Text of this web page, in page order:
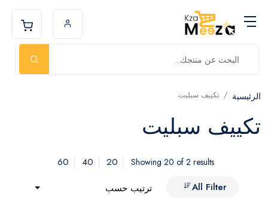
الرئيسية تكييف سبليت
تكييف سبليت
Showing 20 of 2 results
20
40
60
All Filter
ترتيب حسب